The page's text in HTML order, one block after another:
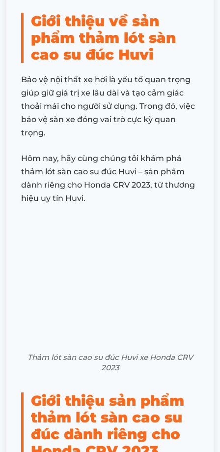
Giới thiệu về sản
phẩm thảm lót sàn
cao su đúc Huvi
Bảo vệ nội thất xe hơi là yếu tố quan trọng
giúp giữ giá trị xe lâu dài và tạo cảm giác
thoải mái cho người sử dụng. Trong đó, việc
bảo vệ sàn xe đóng vai trò cực kỳ quan
trọng.
Hôm nay, hãy cùng chúng tôi khám phá
thảm lót sàn cao su đúc Huvi – sản phẩm
dành riêng cho Honda CRV 2023, từ thương
hiệu uy tín Huvi.
Thảm lót sàn cao su đúc Huvi xe Honda CRV
2023
Giới thiệu sản phẩm
thảm lót sàn cao su
đúc dành riêng cho